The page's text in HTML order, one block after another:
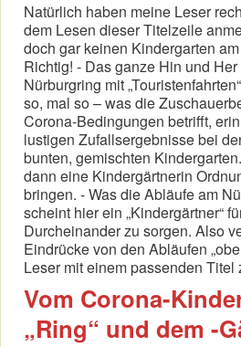
Natürlich haben meine Leser
dem Lesen dieser Titelzeile
doch gar keinen Kindergarten
Richtig! - Das ganze Hin und
Nürburgring mit
so, mal so – was die
Corona-Bedingungen betrifft,
lustigen Zufallsergebnisse bei
bunten, gemischten
dann eine Kindergärtnerin
bringen. - Was die Abläufe am
scheint hier ein „Kindergärtner“
Durcheinander zu sorgen. Also
Eindrücke von den Abläufen
Leser mit einem passenden Titel
Vom Corona-
„Ring“ und dem -